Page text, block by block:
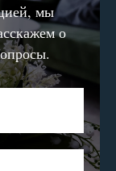
мы
о